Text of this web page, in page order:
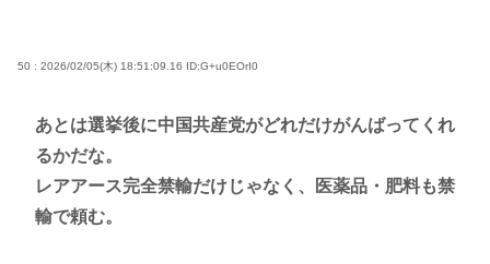
50 : 2026/02/05(木) 18:51:09.16 ID:G+u0EOrI0
あとは選挙後に中国共産党がどれだけがんばってくれ
るかだな。
レアアース完全禁輸だけじゃなく、医薬品・肥料も禁
輸で頼む。